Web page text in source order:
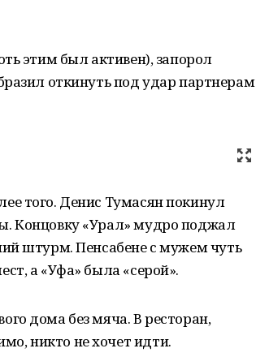
этим был активен), запорол
откинуть под удар партнерам
того. Денис Тумасян покинул
Концовку «Урал» мудро поджал
штурм. Пенсабене с мужем чуть
а «Уфа» была «серой».
дома без мяча. В ресторан,
никто не хочет идти.